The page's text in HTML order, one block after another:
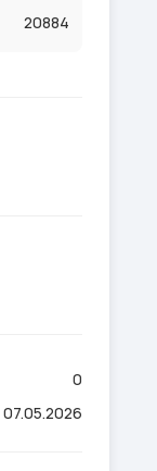
20884
0
07.05.2026